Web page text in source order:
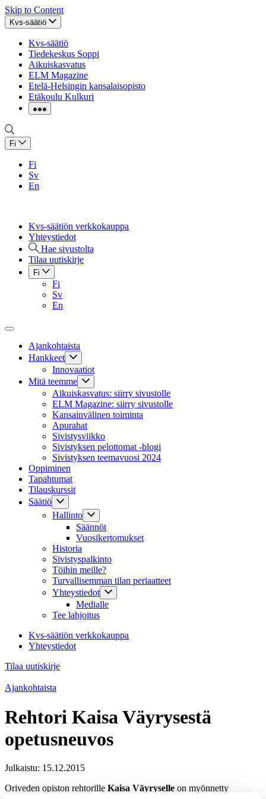
Skip to Content
Kvs-säätiö
Kvs-säätiö
Tiedekeskus Soppi
Aikuiskasvatus
ELM Magazine
Etelä-Helsingin kansalaisopisto
Etäkoulu Kulkuri
Fi
Fi
Sv
En
Kvs-säätiön verkkokauppa
Yhteystiedot
Hae sivustolta
Tilaa uutiskirje
Fi
Fi
Sv
En
Ajankohtaista
Hankkeet
Innovaatiot
Mitä teemme
Aikuiskasvatus: siirry sivustolle
ELM Magazine: siirry sivustolle
Kansainvälinen toiminta
Apurahat
Sivistysviikko
Sivistyksen pelottomat -blogi
Sivistyksen teemavuosi 2024
Oppiminen
Tapahtumat
Tilauskurssit
Säätiö
Hallinto
Säännöt
Vuosikertomukset
Historia
Sivistyspalkinto
Töihin meille?
Turvallisemman tilan periaatteet
Yhteystiedot
Medialle
Tee lahjoitus
Kvs-säätiön verkkokauppa
Yhteystiedot
Tilaa uutiskirje
Ajankohtaista
Rehtori Kaisa Väyrysestä
opetusneuvos
Julkaistu: 15.12.2015
Oriveden opiston rehtorille Kaisa Väyryselle on myönnetty